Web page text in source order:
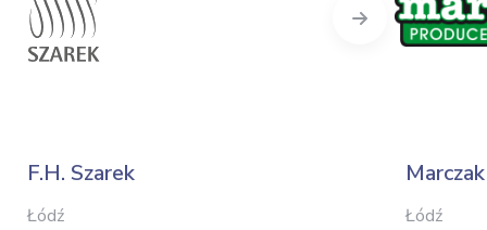
F.H. Szarek
Łódź
Marczak
Łódź
Next